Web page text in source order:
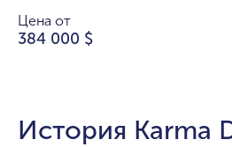
Цена от
384 000 $
История Karma